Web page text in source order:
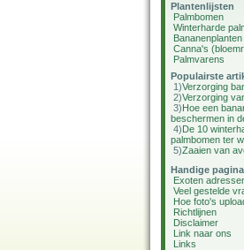
Plantenlijsten
Palmbomen
Winterharde
Bananenplanten
Canna's
Palmvarens
Populairste
1)Verzorging
2)Verzorging
3)Hoe een
beschermen in
4)De 10
palmbomen ter
5)Zaaien van
Handige
Exoten
Veel gestelde
Hoe foto's
Richtlijnen
Disclaimer
Link naar ons
Links